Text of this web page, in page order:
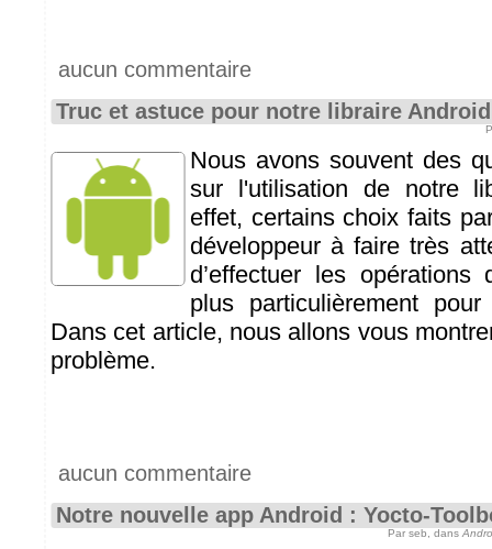
aucun commentaire
Truc et astuce pour notre libraire Android
Nous avons souvent des
sur l'utilisation de notre
effet, certains choix faits
développeur à faire très
d’effectuer les opérations
plus particulièrement
Dans cet article, nous allons vous
problème.
aucun commentaire
Notre nouvelle app Android : Yocto-
Par seb, dans